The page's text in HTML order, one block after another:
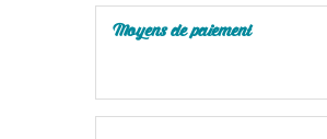
Moyens de paiement